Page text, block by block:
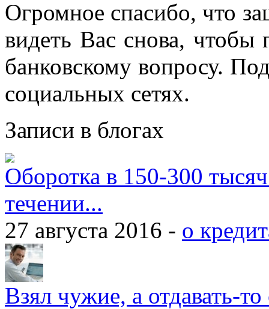
Огромное спасибо, что
видеть Вас снова, чтобы
банковскому вопросу.
социальных сетях.
Записи в блогах
Оборотка в 150-300
течении...
27 августа 2016 - о
Взял чужие, а отдавать-